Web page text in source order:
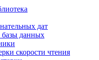
дат
базы данных
скорости чтения